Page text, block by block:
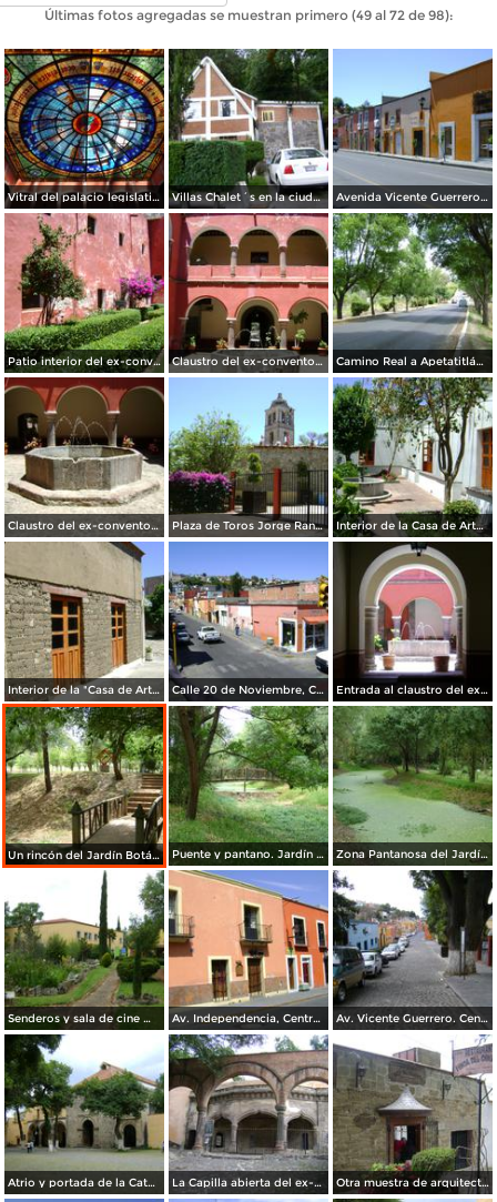
Últimas fotos agregadas se muestran primero (49 al 72 de 98):
Vitral del palacio legislativo de Tlaxcala Villas Chalet´s en la ciudad de Tlaxcala. Julio/2012 Avenida Vicente Guerrero. Centro Histórico. Abril/2012
Patio interior del ex-convento de La Asunción. Abril/2012 Claustro del ex-convento de la Asunción (Siglo XVI). Abril/2012 Camino Real a Apetatitlán. Ixtulco. Marzo/2012
Claustro del ex-convento de la Asunción (siglo XVI). Abril/2012 Plaza de Toros Jorge Ranchero Aguilar. Abril/2012 Interior de la Casa de Arte de Tlaxcala. Abril/2012
Interior de la "Casa de Arte" Tlaxcala. Abril/2012 Calle 20 de Noviembre, Centro Histórico. Abril/2012 Entrada al claustro del ex-convento siglo XVI.Tlaxcala. Abril/2012
Un rincón del Jardín Botánico de Tizatlán. Marzo/2012 Puente y pantano. Jardín Botánico de Tizatlán. Marzo/2012 Zona Pantanosa del Jardín Botánico de Tizatlán. Marzo/2012
Senderos y sala de cine Miguel N. Lira, Jardín Botánico de Tizatlán. Abril/2012 Av. Independencia, Centro Histórico de Tlaxcala. Febrero/2012 Av. Vicente Guerrero. Centro Histórico. Tlaxcala. Febrero/2012
Atrio y portada de la Catedral de Tlaxcala. Febrero/2012 La Capilla abierta del ex-convento de la Asunción. Febrero/2012 Otra muestra de arquitectura colonial. Febrero/2012